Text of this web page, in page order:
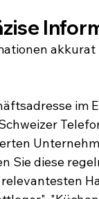
im
Sie diese